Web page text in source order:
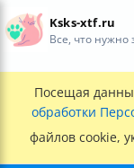
Ksks-xtf.ru
Все, что нужно
Посещая
обработки
файлов cookie,